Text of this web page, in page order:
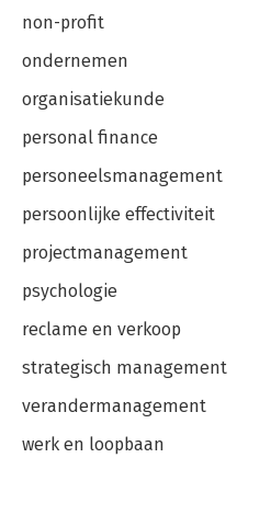
non-profit
ondernemen
organisatiekunde
personal finance
personeelsmanagement
persoonlijke effectiviteit
projectmanagement
psychologie
reclame en verkoop
strategisch management
verandermanagement
werk en loopbaan